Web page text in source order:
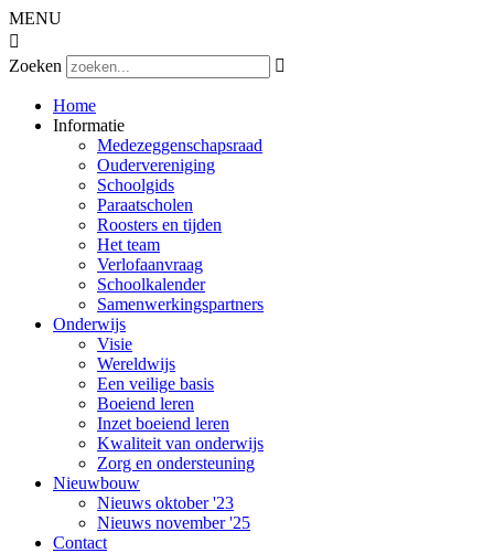
MENU

Zoeken

Home
Informatie
Medezeggenschapsraad
Oudervereniging
Schoolgids
Paraatscholen
Roosters en tijden
Het team
Verlofaanvraag
Schoolkalender
Samenwerkingspartners
Onderwijs
Visie
Wereldwijs
Een veilige basis
Boeiend leren
Inzet boeiend leren
Kwaliteit van onderwijs
Zorg en ondersteuning
Nieuwbouw
Nieuws oktober '23
Nieuws november '25
Contact